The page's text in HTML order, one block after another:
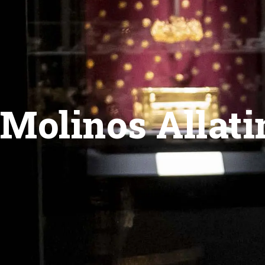
Molinos